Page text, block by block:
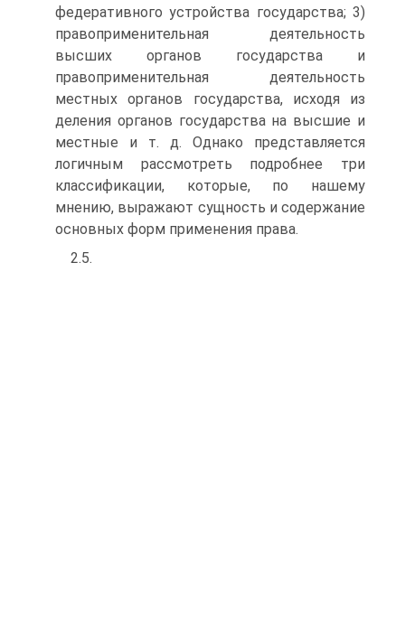
федеративного устройства государства; 3)
правоприменительная деятельность
высших органов государства и
правоприменительная деятель­ность
местных органов государства, исходя из
деления органов государства на высшие и
местные и т. д. Однако представляется
логичным рассмотреть подробнее три
классификации, которые, по нашему
мнению, выражают сущность и содержание
основных форм применения права.
2.5.